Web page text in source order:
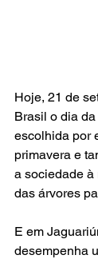
Hoje, 21 de
Brasil o dia
escolhida por
primavera e
a sociedade
das árvores
E em
desempenha